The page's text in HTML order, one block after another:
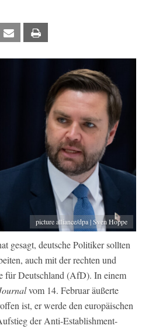
Email
picture alliance/dpa | Sven Hoppe
gesagt, deutsche Politiker sollten
auch mit der rechten und
für Deutschland (AfD). In einem
vom 14. Februar äußerte
ist, er werde den europäischen
der Anti-Establishment-